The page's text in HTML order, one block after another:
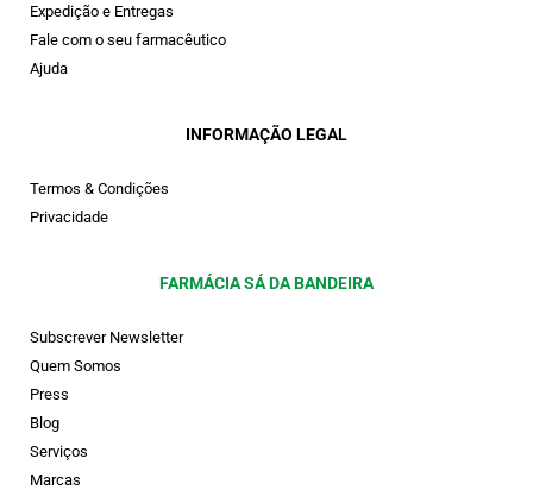
Expedição e Entregas
Fale com o seu farmacêutico
Ajuda
INFORMAÇÃO LEGAL
Termos & Condições
Privacidade
FARMÁCIA SÁ DA BANDEIRA
Subscrever Newsletter
Quem Somos
Press
Blog
Serviços
Marcas